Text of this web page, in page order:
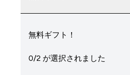
無料ギフト！
0/2 が選択されました